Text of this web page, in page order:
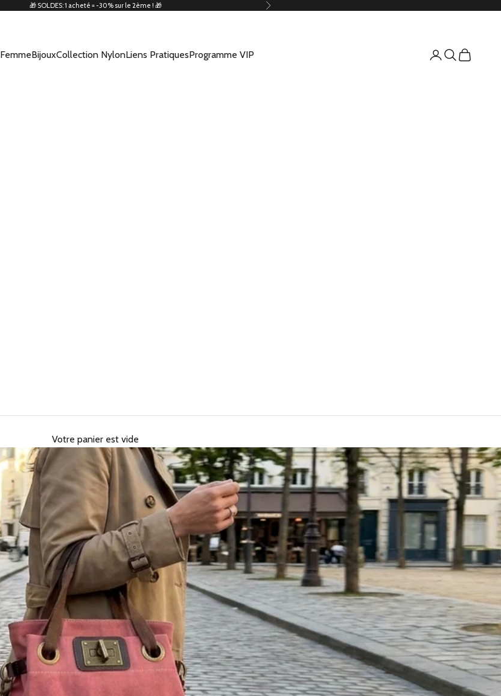
🎁 SOLDES: 1 acheté = -30% sur le 2ème ! 🎁 Suivant
FemmeBijouxCollection NylonLiens PratiquesProgramme VIP Connexion
Recherche
Panier
Votre panier est vide